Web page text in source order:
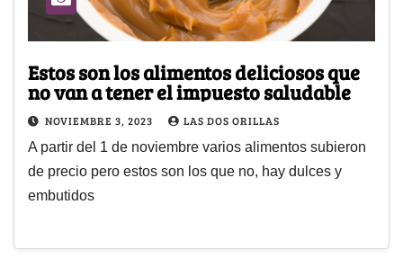
Estos son los alimentos deliciosos que
no van a tener el impuesto saludable
NOVIEMBRE 3, 2023 LAS DOS ORILLAS
A partir del 1 de noviembre varios alimentos subieron
de precio pero estos son los que no, hay dulces y
embutidos